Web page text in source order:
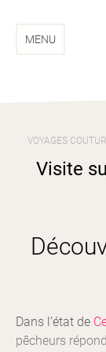
menu
contenuMENU
VOYAGES
Visite
Dans l’état de
pêcheurs